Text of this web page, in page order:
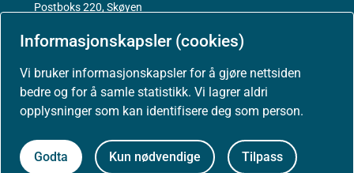
Informasjonskapsler (cookies)
Vi bruker informasjonskapsler for å gjøre nettsiden
bedre og for å samle statistikk. Vi lagrer aldri
opplysninger som kan identifisere deg som person.
Godta Kun nødvendige Tilpass
Postboks 220, Skøyen
Aktuelt
Nyheter